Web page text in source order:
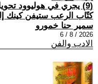
(9) يجري في هوليوود
كتّاب الرعب ستيفن كينك
سمير حنا خمورو
2026 / 8 / 6
الادب والفن